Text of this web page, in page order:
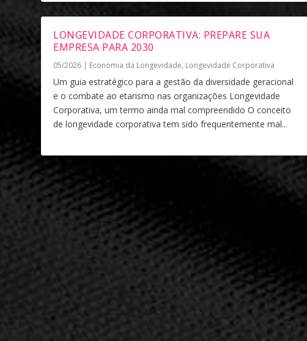
LONGEVIDADE CORPORATIVA: PREPARE SUA
EMPRESA PARA 2030
05/2026 | Economia da Longevidade, Longevidade Corporativa
Um guia estratégico para a gestão da diversidade geracional
e o combate ao etarismo nas organizações Longevidade
Corporativa, um termo ainda mal compreendido O conceito
de longevidade corporativa tem sido frequentemente mal...